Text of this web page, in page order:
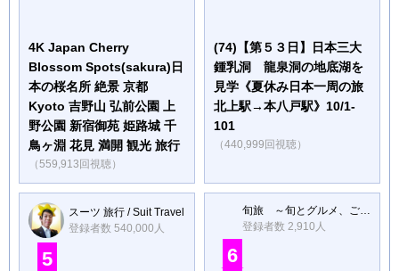
4K Japan Cherry
Blossom Spots(sakura)日
本の桜名所 絶景 京都
Kyoto 吉野山 弘前公園 上
野公園 新宿御苑 姫路城 千
鳥ヶ淵 花見 満開 観光 旅行
（559,913回視聴）
(74)【第５３日】日本三大
鍾乳洞 龍泉洞の地底湖を
見学《夏休み日本一周の旅
北上駅→本八戸駅》10/1-
101
（440,999回視聴）
スーツ 旅行 / Suit Travel
登録者数 540,000人
5
旬旅 ～旬とグルメ、ご縁つなぎの旅～
登録者数 2,910人
6